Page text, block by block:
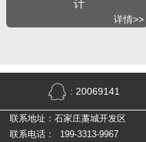
计
详情>>
: 20069141
联系地址：石家庄藁城开发区
联系电话： 199-3313-9967